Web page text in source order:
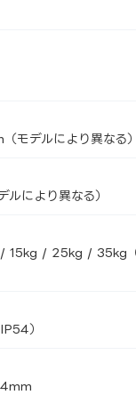
モデルにより異なる）
により異なる）
/ 25kg / 35kg（
）